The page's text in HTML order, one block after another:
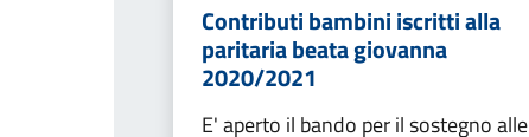
Contributi bambini iscritti alla
paritaria beata giovanna
2020/2021
E' aperto il bando per il sostegno alle